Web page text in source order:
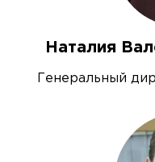
Наталия
Генеральный